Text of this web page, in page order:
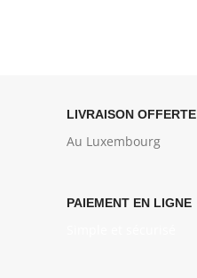
LIVRAISON OFFERTE
Au Luxembourg
PAIEMENT EN LIGNE